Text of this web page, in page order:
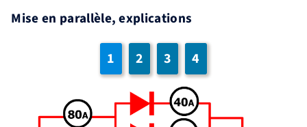
Mise en parallèle, explications
1 2 3 4